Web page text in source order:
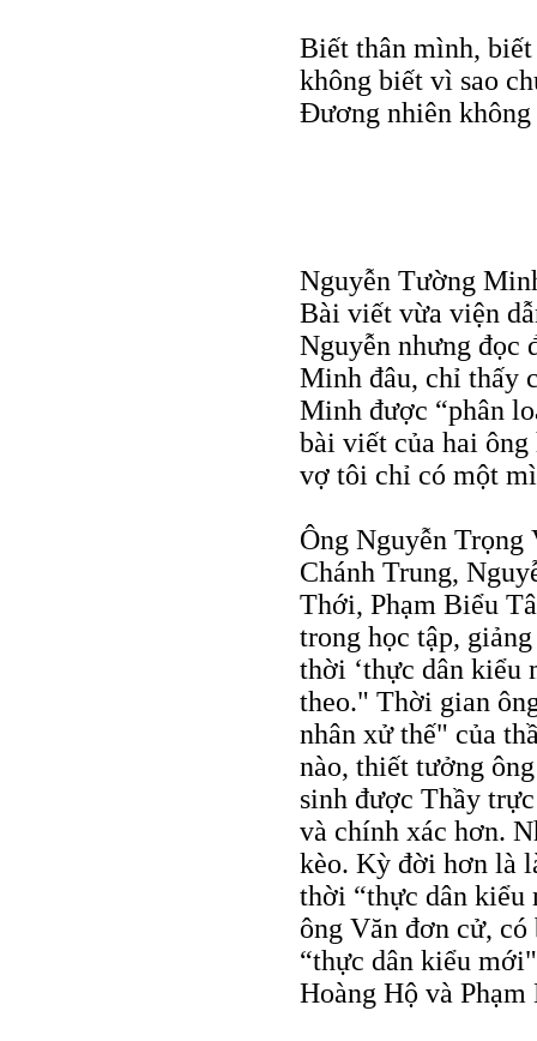
Biết thân mình,
không biết vì sao
Ðương nhiên
Nguyễn Tường
Bài viết vừa viện
Nguyễn nhưng đọc
Minh đâu, chỉ thấy
Minh được “phân
bài viết của hai
vợ tôi chỉ có một
Ông Nguyễn Trọng
Chánh Trung,
Thới, Phạm Biểu
trong học tập,
thời ‘thực dân kiểu
theo." Thời gian
nhân xử thế" của
nào, thiết tưởng
sinh được Thầy
và chính xác hơn.
kèo. Kỳ đời hơn là
thời “thực dân kiểu
ông Văn đơn cử,
“thực dân kiểu
Hoàng Hộ và